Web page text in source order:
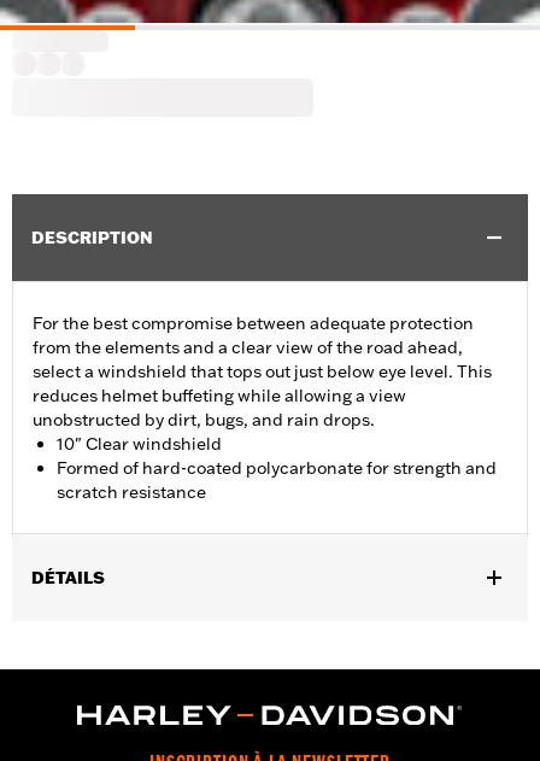
DESCRIPTION
For the best compromise between adequate protection
from the elements and a clear view of the road ahead,
select a windshield that tops out just below eye level. This
reduces helmet buffeting while allowing a view
unobstructed by dirt, bugs, and rain drops.
10" Clear windshield
Formed of hard-coated polycarbonate for strength and
scratch resistance
DÉTAILS
Installation Instructions